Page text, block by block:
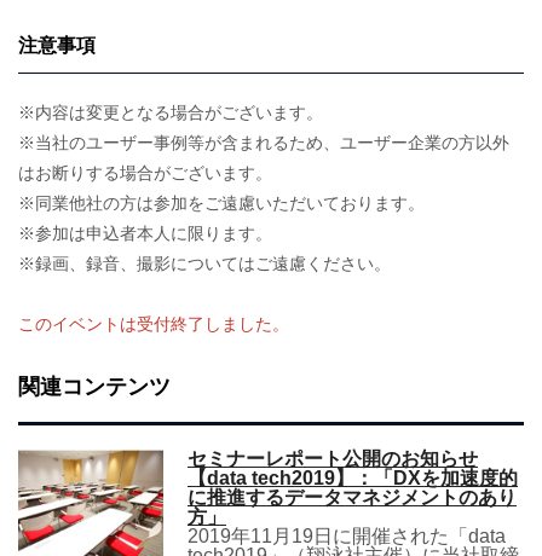
注意事項
※内容は変更となる場合がございます。
※当社のユーザー事例等が含まれるため、ユーザー企業の方以外
はお断りする場合がございます。
※同業他社の方は参加をご遠慮いただいております。
※参加は申込者本人に限ります。
※録画、録音、撮影についてはご遠慮ください。
このイベントは受付終了しました。
関連コンテンツ
セミナーレポート公開のお知らせ
【data tech2019】：「DXを加速度的
に推進するデータマネジメントのあり
方」
2019年11月19日に開催された「data